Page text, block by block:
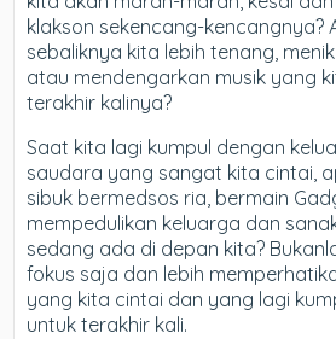
klakson sekencang-kencangnya?
sebaliknya kita lebih tenang,
atau mendengarkan musik yang
terakhir kalinya?
Saat kita lagi kumpul dengan
saudara yang sangat kita cintai,
sibuk bermedsos ria, bermain
mempedulikan keluarga dan
sedang ada di depan kita?
fokus saja dan lebih
yang kita cintai dan yang lagi
untuk terakhir kali.